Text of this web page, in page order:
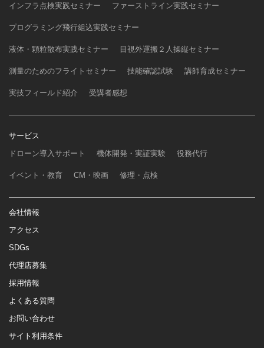
インフラ点検実践セミナー ファーストライン実践セミナー
プログラミング飛行組込実践セミナー
液体・顆粒散布実践セミナー 目視外運搬２人操縦セミナー
測量のためのフライトセミナー 技能確認試験 講師育成セミナー
実技フィールド紹介 受講者感想
サービス
ドローン導入サポート
機体開発・実証実験 役務代行
イベント・教育 CM・映画 修理・点検
会社情報
アクセス
SDGs
代理店募集
採用情報
よくある質問
お問い合わせ
サイト利用条件